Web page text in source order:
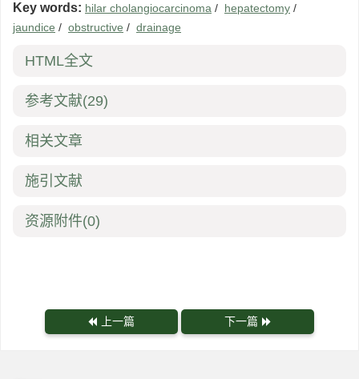
Key words: hilar cholangiocarcinoma / hepatectomy /
jaundice / obstructive / drainage
HTML全文
参考文献(29)
相关文章
施引文献
资源附件(0)
上一篇 下一篇